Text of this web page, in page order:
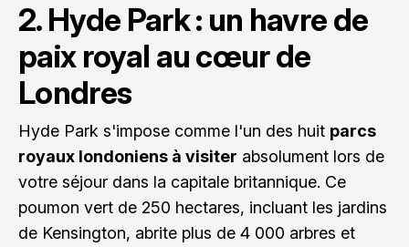
2. Hyde Park : un havre de
paix royal au cœur de
Londres
Hyde Park s'impose comme l'un des huit parcs
royaux londoniens à visiter absolument lors de
votre séjour dans la capitale britannique. Ce
poumon vert de 250 hectares, incluant les jardins
de Kensington, abrite plus de 4 000 arbres et